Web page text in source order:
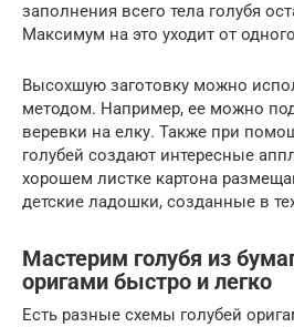
заполнения всего тела голубя
Максимум на это уходит от
Высохшую заготовку можно
методом. Например, ее можно
веревки на елку. Также при
голубей создают интересные
хорошем листке картона
детские ладошки, созданные в
Мастерим голубя из
оригами быстро и легко
Есть разные схемы голубей